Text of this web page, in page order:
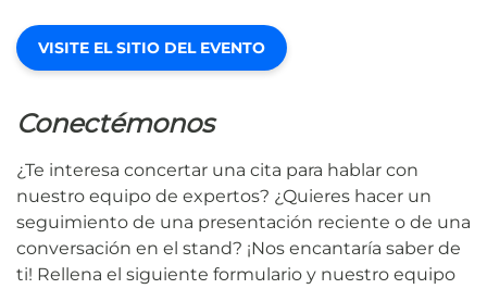
VISITE EL SITIO DEL EVENTO
Conectémonos
¿Te interesa concertar una cita para hablar con
nuestro equipo de expertos? ¿Quieres hacer un
seguimiento de una presentación reciente o de una
conversación en el stand? ¡Nos encantaría saber de
ti! Rellena el siguiente formulario y nuestro equipo